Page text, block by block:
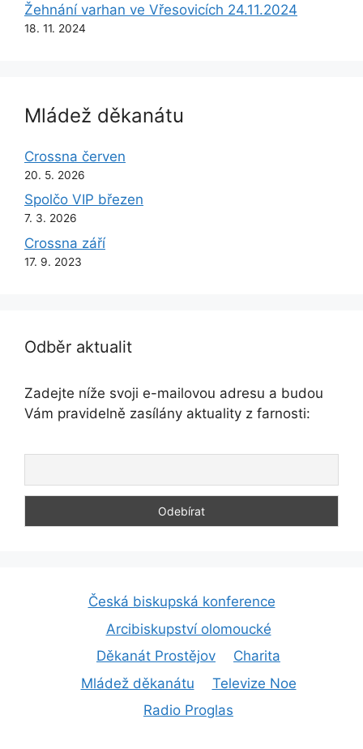
Žehnání varhan ve Vřesovicích 24.11.2024
18. 11. 2024
Mládež děkanátu
Crossna červen
20. 5. 2026
Spolčo VIP březen
7. 3. 2026
Crossna září
17. 9. 2023
Odběr aktualit
Zadejte níže svoji e-mailovou adresu a budou
Vám pravidelně zasílány aktuality z farnosti:
Česká biskupská konference
Arcibiskupství olomoucké
Děkanát Prostějov
Charita
Mládež děkanátu
Televize Noe
Radio Proglas